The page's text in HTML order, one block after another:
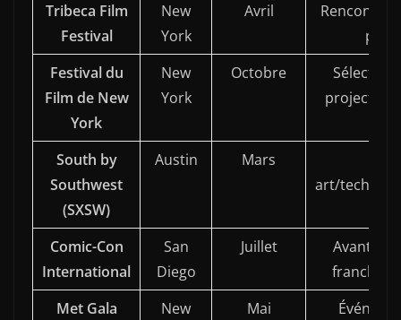
Tribeca Film
Festival
New
York
Avril
Festival du
Film de New
York
New
York
Octobre
Sélection
South by
Southwest
(SXSW)
Austin Mars
art/
Comic-Con
International
San
Diego
Juillet
Avant-
Met Gala
New
Mai